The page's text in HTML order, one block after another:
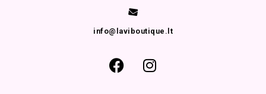
info@laviboutique.lt